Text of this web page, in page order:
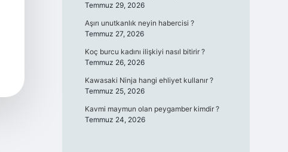
Temmuz 29, 2026
Aşırı unutkanlık neyin habercisi ?
Temmuz 27, 2026
Koç burcu kadını ilişkiyi nasıl bitirir ?
Temmuz 26, 2026
Kawasaki Ninja hangi ehliyet kullanır ?
Temmuz 25, 2026
Kavmi maymun olan peygamber kimdir ?
Temmuz 24, 2026